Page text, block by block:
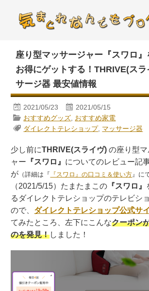
座り型マッサージャー『スワロ
お得にゲットする！THRIVE(スラ
サージ器 最安値情報
2021/05/23
2021/05/15
おすすめグッズ おすすめ家電
ダイレクトテレショップ, マッサージ器
少し前にTHRIVE(スライヴ) の座り型
ャー 『スワロ』 についてのレビュー記
が （詳細は『 『スワロ』の口コミ＆使い方 』に
（2021/5/15）たまたまこの 『スワロ』
るダイレクトテレショップのテレビシ
ので、 ダイレクトテレショップ公式サ
てみたところ、左下にこんなクーポン
のを発見！しました！